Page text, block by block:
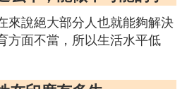
來說絕大部分人也就能夠解決
方面不當，所以生活水平低